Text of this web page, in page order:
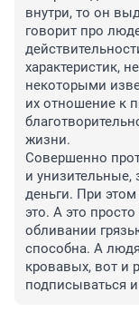
внутри, то он
говорит про
характеристик,
некоторыми
их отношение к
жизни.
Совершенно
и унизительные,
деньги. При
это. А это
обливании
способна. А
кровавых, вот и
подписываться и